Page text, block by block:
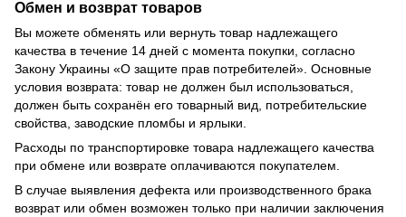
Обмен и возврат товаров
Вы можете обменять или вернуть товар надлежащего
качества в течение 14 дней с момента покупки, согласно
Закону Украины «О защите прав потребителей». Основные
условия возврата: товар не должен был использоваться,
должен быть сохранён его товарный вид, потребительские
свойства, заводские пломбы и ярлыки.
Расходы по транспортировке товара надлежащего качества
при обмене или возврате оплачиваются покупателем.
В случае выявления дефекта или производственного брака
возврат или обмен возможен только при наличии заключения